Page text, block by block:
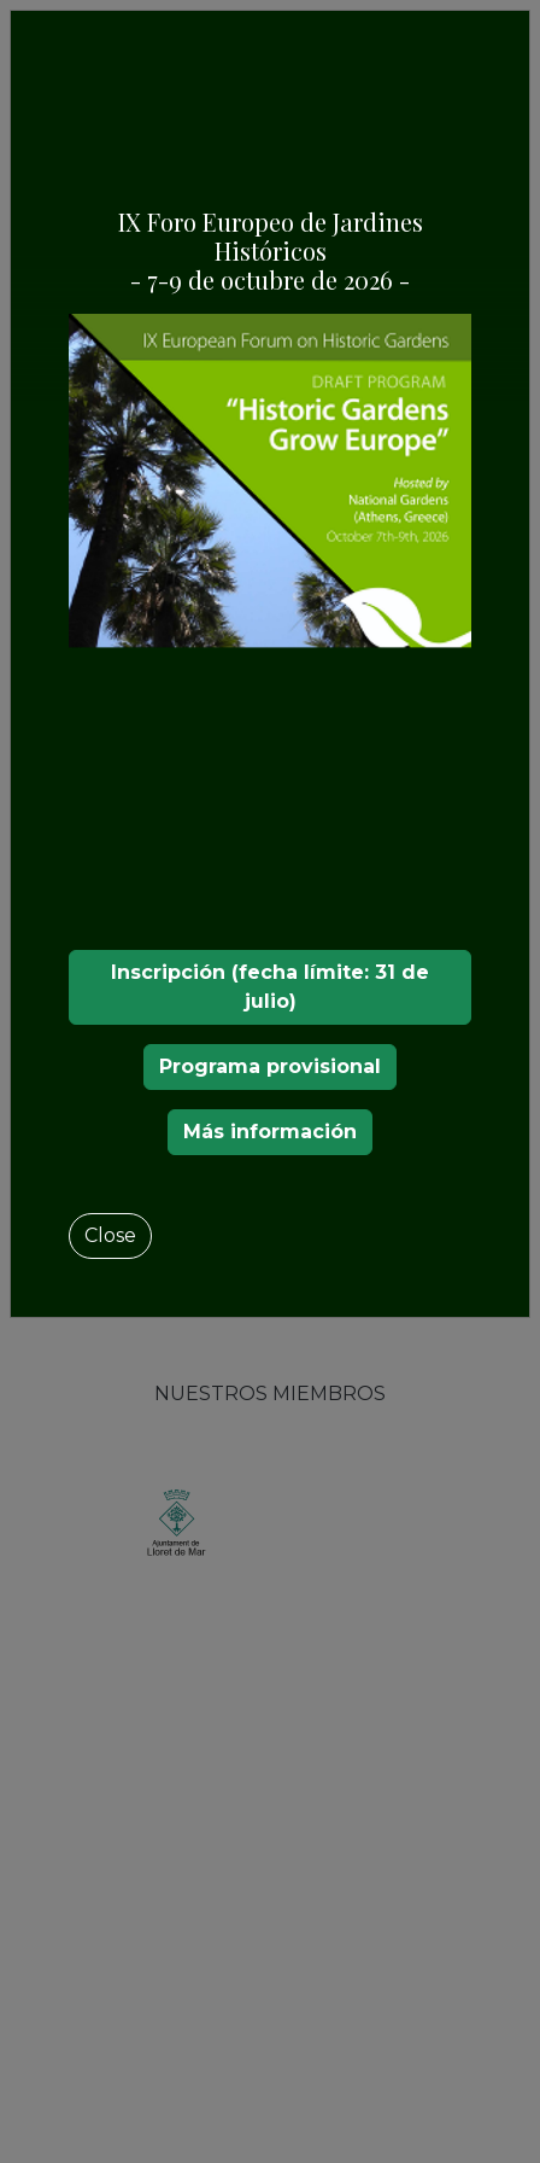
PRIMAVERA 2022
The European Route of Historic Gardens (ERHG)
celebrated the III European Day of Historic
Gardens with the topic “Gardens that inspire:
Literature and Historic Gardens” on April 26th
NUESTROS MIEMBROS
IX Foro Europeo de Jardines
Históricos
- 7-9 de octubre de 2026 -
Inscripción (fecha límite: 31 de
julio)
Programa provisional
Más información
Close